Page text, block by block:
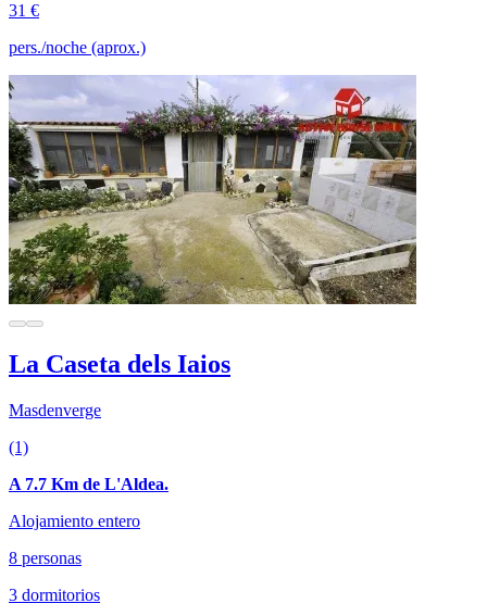
31 €
pers./noche (aprox.)
La Caseta dels Iaios
Masdenverge
(1)
A 7.7 Km de L'Aldea.
Alojamiento entero
8 personas
3 dormitorios